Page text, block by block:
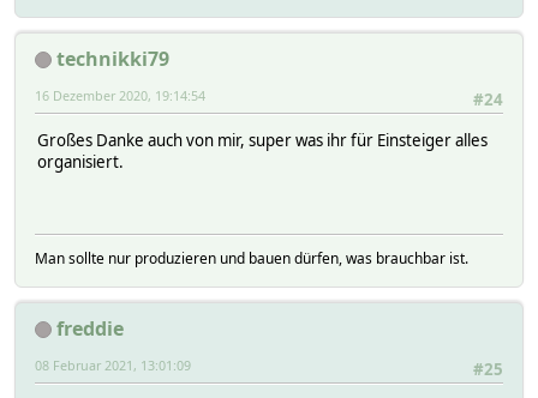
technikki79
#24
16 Dezember 2020, 19:14:54
Großes Danke auch von mir, super was ihr für Einsteiger alles
organisiert.
Man sollte nur produzieren und bauen dürfen, was brauchbar ist.
freddie
#25
08 Februar 2021, 13:01:09